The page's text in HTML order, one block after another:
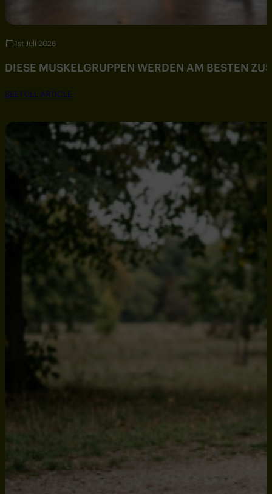
1st Juli 2026
DIESE MUSKELGRUPPEN WERDEN AM BESTEN
SEE FULL ARTICLE